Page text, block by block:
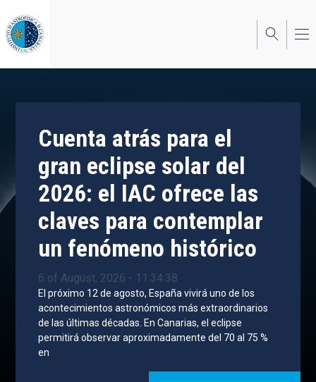
to
main
content
Cuenta atrás para el
gran eclipse solar del
2026: el IAC ofrece las
claves para contemplar
un fenómeno histórico
6 of August, 2026 - 11:34:38
El próximo 12 de agosto, España vivirá uno de los
acontecimientos astronómicos más extraordinarios
de las últimas décadas. En Canarias, el eclipse
permitirá observar aproximadamente del 70 al 75 %
en